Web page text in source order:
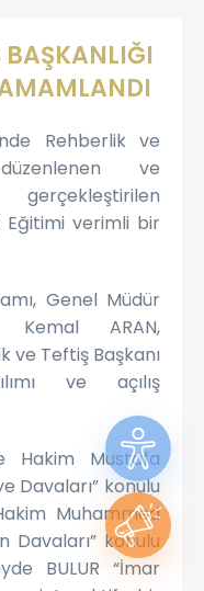
BAŞKANLIĞI
Rehberlik ve
ve
gerçekleştirilen
Eğitimi verimli bir
Genel Müdür
Kemal ARAN,
ve Teftiş Başkanı
ve açılış
Hakim Mustafa
Davaları” konulu
Muhammed
Davaları” konulu
BULUR “İmar